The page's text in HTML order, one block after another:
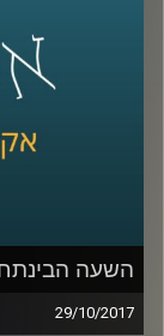
הראשון
קרדיט תמונות:
השעה
29/10/2017